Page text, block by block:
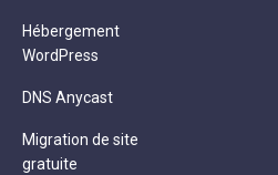
Hébergement
WordPress
DNS Anycast
Migration de site
gratuite